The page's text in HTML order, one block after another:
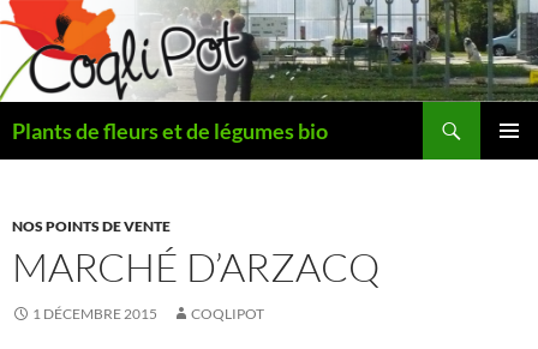
Aller
contenu
Plants de fleurs et de légumes bio
NOS POINTS DE VENTE
MARCHÉ D’ARZACQ
1 DÉCEMBRE 2015 COQLIPOT